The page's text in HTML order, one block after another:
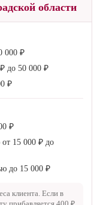
области
000 ₽
до 50 000 ₽
₽
₽
от 15 000 ₽ до
до 15 000 ₽
клиента. Если в